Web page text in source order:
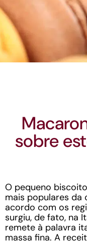
sobre
O pequeno
mais populares da
acordo com os
surgiu, de fato, na
remete à palavra
massa fina. A